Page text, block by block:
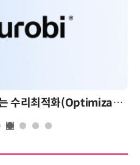
AI 시대의 의사결정을 바꾸는 수리최적화(Optimization): 실제 산업 적용 사례와 활용 전략